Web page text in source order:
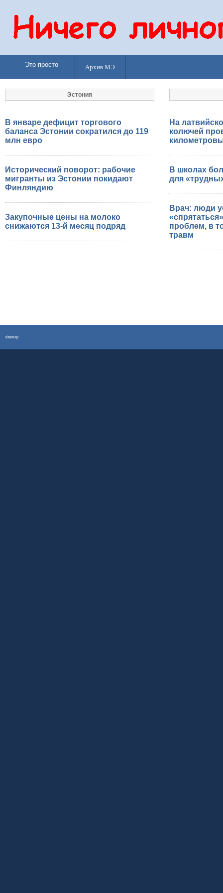
Это просто Архив МЭ
Эстония
В январе дефицит торгового
баланса Эстонии сократился до 119
млн евро
Исторический поворот: рабочие
мигранты из Эстонии покидают
Финляндию
Закупочные цены на молоко
снижаются 13-й месяц подряд
На
колючей
В школах
для
Врач: люди
проблем, в
травм
sitemap